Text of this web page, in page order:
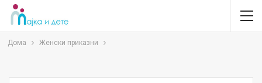
Дома Женски приказни